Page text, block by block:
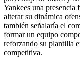
Yankees una
alterar su dinámica
también señalaría el
formar un equipo
reforzando su plantilla
competitiva.